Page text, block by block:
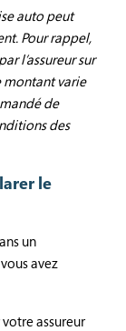
auto peut
Pour rappel,
l’assureur sur
montant varie
de
des
le
un
avez
assureur